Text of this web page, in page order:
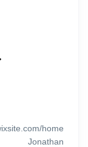
行公司和项目版
省大量费用（享受
评估。这一类别
别还需根据您的
home
Jonathan